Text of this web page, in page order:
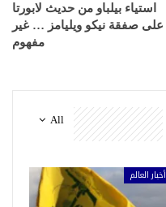
استياء بيلباو من حديث لابورتا
على صفقة نيكو ويليامز … غير
مفهوم
All
أخبار العالم